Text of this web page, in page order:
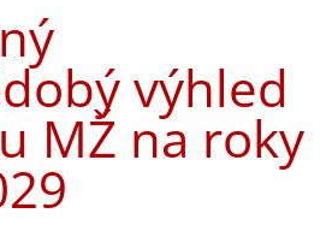
výhled
MŽ na roky